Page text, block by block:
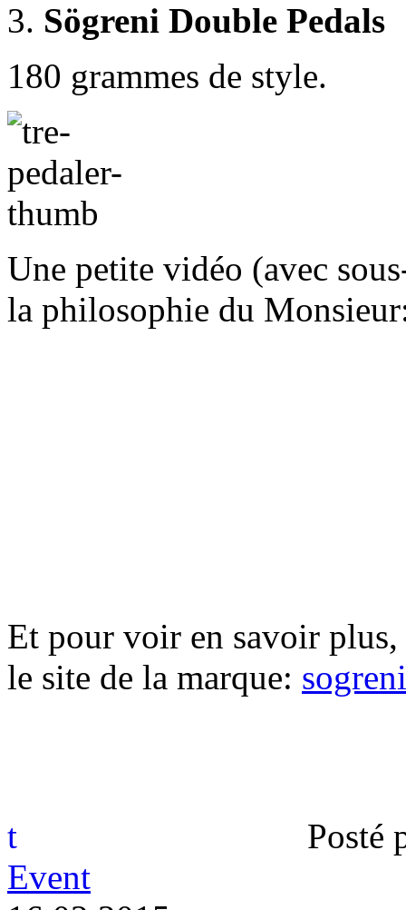
3. Sögreni Double Pedals
180 grammes de style.
Une petite vidéo (avec
la philosophie du
Et pour voir en savoir
le site de la marque:
t
Posté
Event